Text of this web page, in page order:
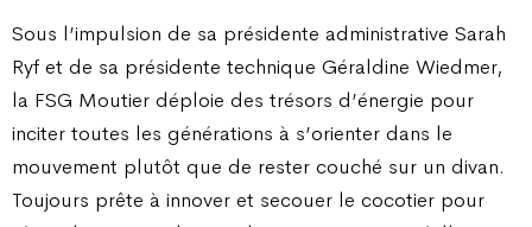
Sous l’impulsion de sa présidente administrative Sarah
Ryf et de sa présidente technique Géraldine Wiedmer,
la FSG Moutier déploie des trésors d’énergie pour
inciter toutes les générations à s’orienter dans le
mouvement plutôt que de rester couché sur un divan.
Toujours prête à innover et secouer le cocotier pour